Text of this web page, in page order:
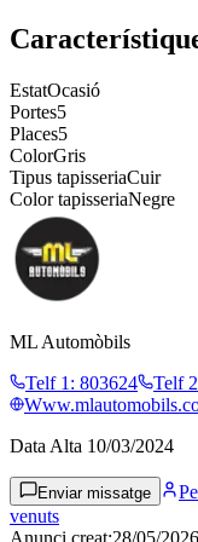
EstatOcasió
Portes5
Places5
ColorGris
Tipus tapisseriaCuir
Color tapisseriaNegre
ML Automòbils
Telf 1 : 803624 Telf 2
Data Alta 10/03/2024
Enviar missatge
venuts